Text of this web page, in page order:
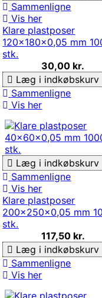
Sammenligne
Vis her
Klare plastposer
120x180x0,05 mm
stk.
30,00 kr.
Læg i indkøbskurv
Sammenligne
Vis her
Læg i indkøbskurv
Sammenligne
Vis her
Klare plastposer
200x250x0,05 mm
stk.
117,50 kr.
Læg i indkøbskurv
Sammenligne
Vis her